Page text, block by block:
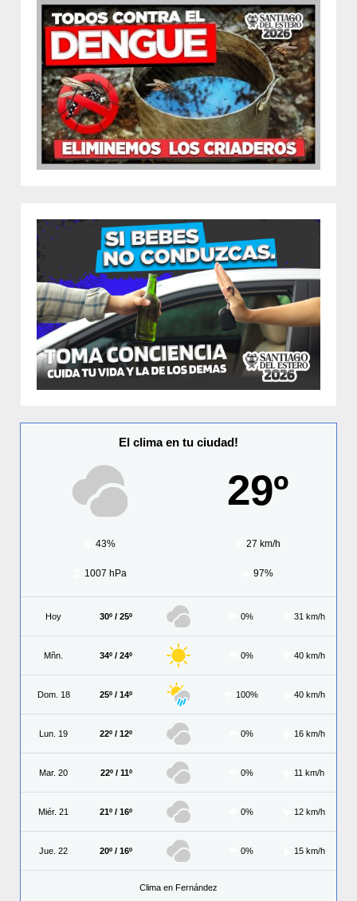
El clima en tu ciudad!
29º
43% 27 km/h
1007 hPa 97%
Hoy 30º / 25º 0% 31 km/h
Mñn. 34º / 24º 0% 40 km/h
Dom. 18 25º / 14º 100% 40 km/h
Lun. 19 22º / 12º 0% 16 km/h
Mar. 20 22º / 11º 0% 11 km/h
Miér. 21 21º / 16º 0% 12 km/h
Jue. 22 20º / 16º 0% 15 km/h
Clima en Fernández